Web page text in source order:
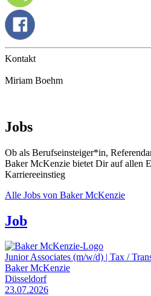
Kontakt
Miriam Boehm
Jobs
Ob als Berufseinsteiger*in,
Baker McKenzie bietet Dir auf allen
Karriereeinstieg
Alle Jobs von Baker McKenzie
Job
Junior Associates (m/w/d) | Tax /
Baker McKenzie
Düsseldorf
23.07.2026